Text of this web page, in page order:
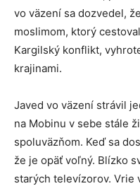
vo väzení sa dozvedel,
moslimom, ktorý
Kargilský konflikt,
krajinami.
Javed vo väzení strávil
na Mobinu v sebe stále
spoluväzňom. Keď sa
že je opäť voľný. Blízko
starých televízorov. Vrie